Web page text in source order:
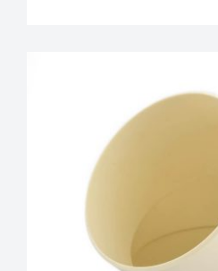
Tuberías y